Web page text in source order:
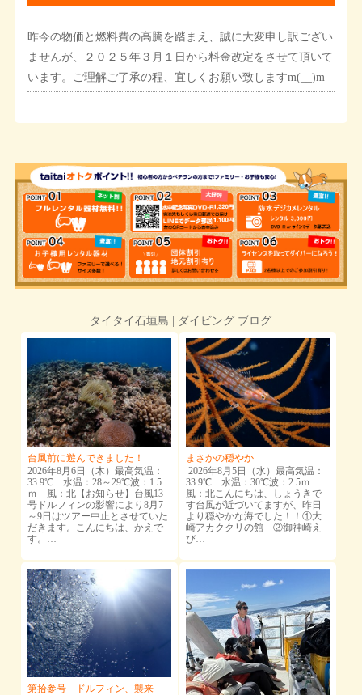
昨今の物価と燃料費の高騰を踏まえ、誠に大変申し訳ござい
ませんが、２０２５年３月１日から料金改定をさせて頂いて
います。ご理解ご了承の程、宜しくお願い致しますm(__)m
タイタイ石垣島 | ダイビング ブログ
台風前に遊んできました！
2026年8月6日（木）最高気温：
33.9℃ 水温：28～29℃波：1.5
ｍ 風：北【お知らせ】台風13
号ドルフィンの影響により8月7
～9日はツアー中止とさせていた
だきます。こんにちは、かえで
す。…
まさかの穏やか
2026年8月5日（水）最高気温：
33.9℃ 水温：30℃波：2.5ｍ
風：北こんにちは、しょうきで
す台風が近づいてますが、昨日
より穏やかな海でした！！①大
崎アカククリの館 ②御神崎え
び…
第拾参号 ドルフィン、襲来